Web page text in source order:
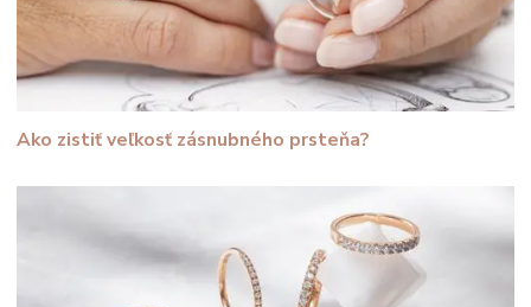
Ako zistiť veľkosť zásnubného prsteňa?